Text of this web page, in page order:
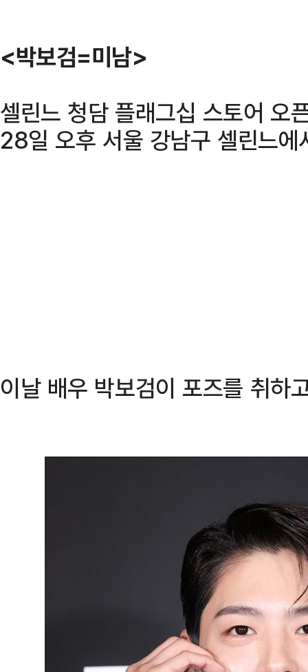
<박보검=미남>
셀린느 청담 플래그십 스토어 오
28일 오후 서울 강남구 셀린느에
이날 배우 박보검이 포즈를 취하